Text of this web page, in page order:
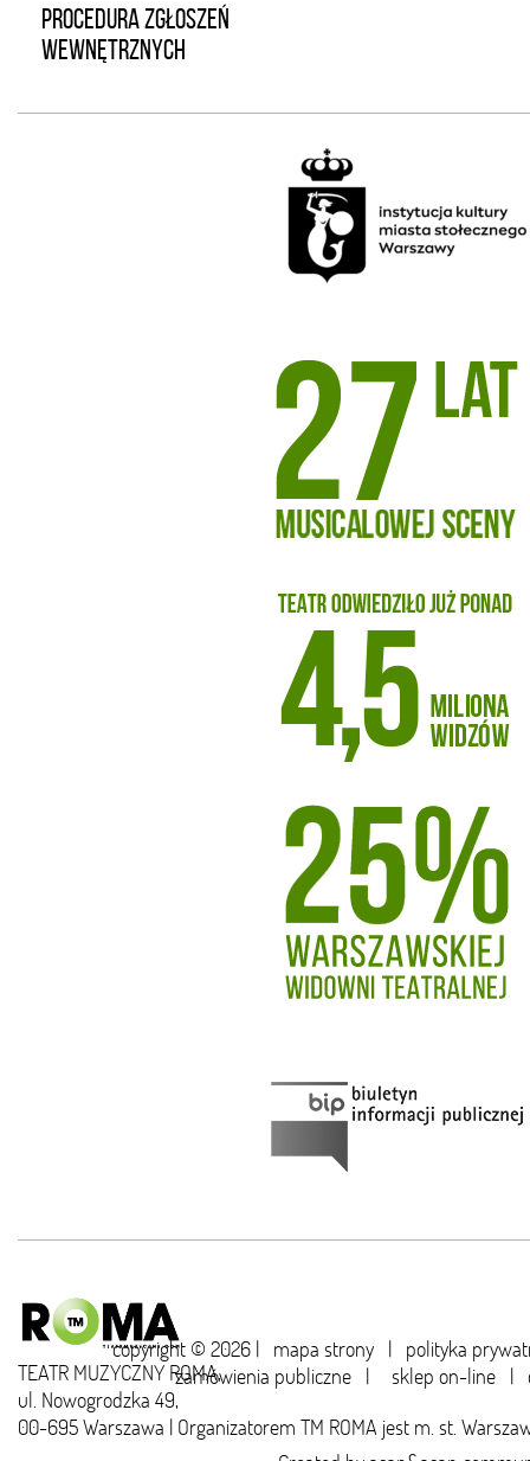
PROCEDURA ZGŁOSZEŃ
WEWNĘTRZNYCH
copyright © 2026 | mapa strony | polityka
zamówienia publiczne | sklep on-line |
TEATR MUZYCZNY ROMA,
ul. Nowogrodzka 49,
00-695 Warszawa | Organizatorem TM ROMA jest m. st.